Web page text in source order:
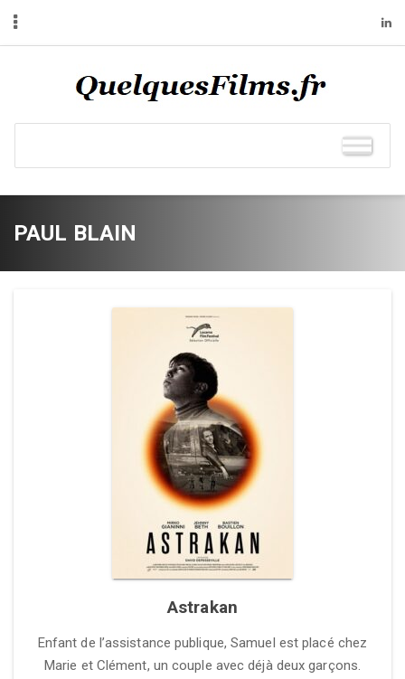
PAUL BLAIN
Astrakan
Enfant de l’assistance publique, Samuel est placé chez
Marie et Clément, un couple avec déjà deux garçons.